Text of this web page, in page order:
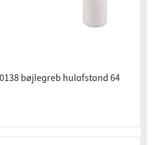
bøjlegreb hulafstand 64